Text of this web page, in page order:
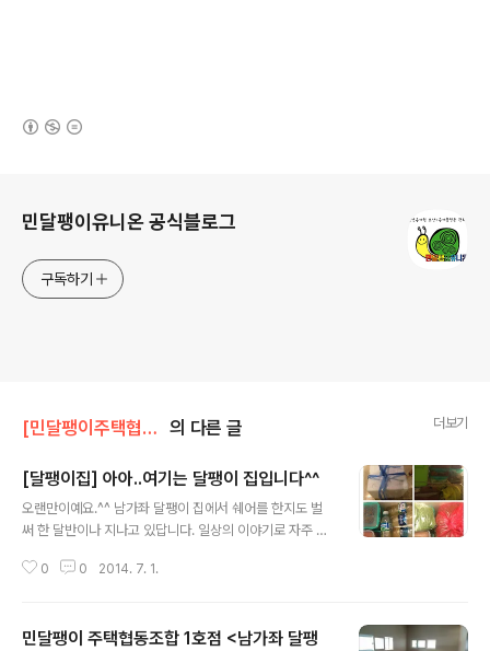
민달팽이유니온 공식블로그
구독하기
[민달팽이주택협동조합]/* 달팽이집 살이 의 다른 글 더보기
[달팽이집] 아아..여기는 달팽이 집입니다^^
오랜만이예요.^^ 남가좌 달팽이 집에서 쉐어를 한지도 벌
써 한 달반이나 지나고 있답니다. 일상의 이야기로 자주 나
시 한 번 의지를 다잡으며 그동안 남가좌 달팽이 집에서 있
는 지원이 속속 도착했답니다. 끼니마다 같이 모여서 밥도
0 0 2014. 7. 1.
민달팽이 주택협동조합 1호점 <남가좌 달팽